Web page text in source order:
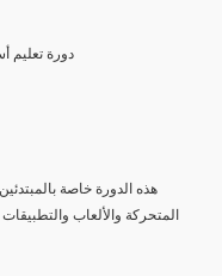
دورة تعليم
هذه الدورة خاصة
المتحركة والألعاب